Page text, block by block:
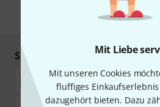
Mit Liebe
Mit unseren Cookies
fluffiges
dazugehört bieten. Dazu
* Pflichtfeld
Sicher einkaufen & bezahlen